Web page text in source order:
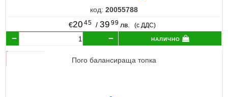
код: 20055788
€20 45 / 39 99 лв. (с ДДС)
налично
Пого балансираща топка